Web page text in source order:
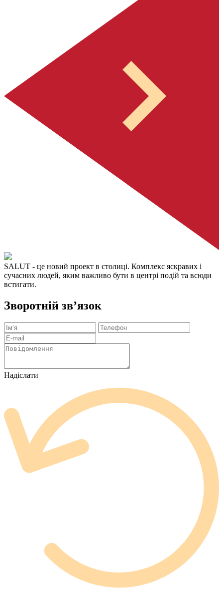
SALUT - це новий проект в столиці. Комплекс яскравих і
сучасних людей, яким важливо бути в центрі подій та всюди
встигати.
Зворотній зв’язок
Надіслати